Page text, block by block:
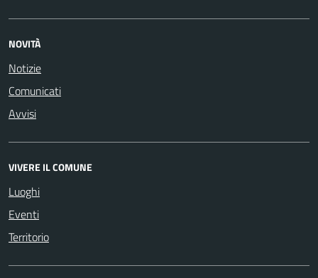
NOVITÀ
Notizie
Comunicati
Avvisi
VIVERE IL COMUNE
Luoghi
Eventi
Territorio